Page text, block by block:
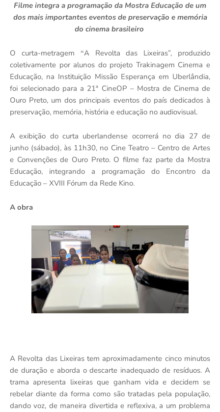
Filme integra a programação da Mostra Educação de um
dos mais importantes eventos de preservação e memória
do cinema brasileiro
O curta-metragem “A Revolta das Lixeiras”, produzido
coletivamente por alunos do projeto Trakinagem Cinema e
Educação, na Instituição Missão Esperança em Uberlândia,
foi selecionado para a 21ª CineOP – Mostra de Cinema de
Ouro Preto, um dos principais eventos do país dedicados à
preservação, memória, história e educação no audiovisual.
A exibição do curta uberlandense ocorrerá no dia 27 de
junho (sábado), às 11h30, no Cine Teatro – Centro de Artes
e Convenções de Ouro Preto. O filme faz parte da Mostra
Educação, integrando a programação do Encontro da
Educação – XVIII Fórum da Rede Kino.
A obra
A Revolta das Lixeiras tem aproximadamente cinco minutos
de duração e aborda o descarte inadequado de resíduos. A
trama apresenta lixeiras que ganham vida e decidem se
rebelar diante da forma como são tratadas pela população,
dando voz, de maneira divertida e reflexiva, a um problema